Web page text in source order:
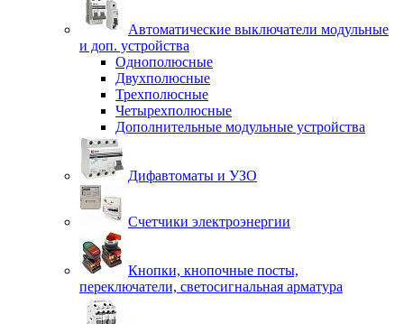
Автоматические выключатели модульные
и доп. устройства
Однополюсные
Двухполюсные
Трехполюсные
Четырехполюсные
Дополнительные модульные устройства
Дифавтоматы и УЗО
Счетчики электроэнергии
Кнопки, кнопочные посты,
переключатели, светосигнальная арматура